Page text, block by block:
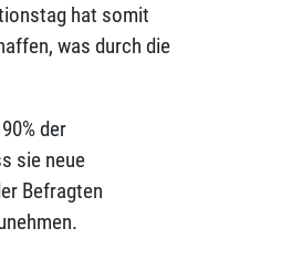
hat somit
was durch die
der
sie neue
Befragten